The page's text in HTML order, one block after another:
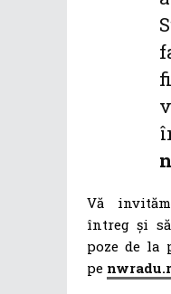
Vă
întreg și
poze de la
pe